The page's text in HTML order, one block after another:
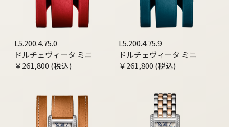
L5.200.4.75.0
ドルチェヴィータ ミニ
￥261,800 (税込)
L5.200.4.75.9
ドルチェヴィータ ミニ
￥261,800 (税込)